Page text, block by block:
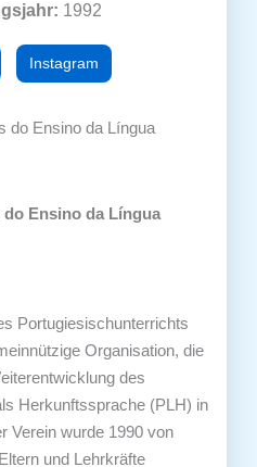
1992
Instagram
Ensino da Língua
Portugiesischunterrichts
Organisation, die
des
Herkunftssprache (PLH) in
Verein wurde 1990 von
und Lehrkräfte